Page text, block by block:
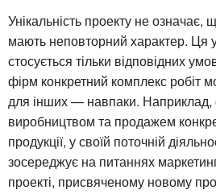
Унікальність проекту не означає,
мають неповторний характер. Ця
стосується тільки відповідних
фірм конкретний комплекс робіт
для інших — навпаки. Наприклад,
виробництвом та продажем
продукції, у своїй поточній
зосереджує на питаннях
проекті, присвяченому новому